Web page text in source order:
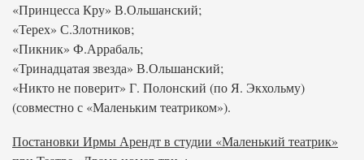
«Принцесса Кру» В.Ольшанский;
«Терех» С.Злотников;
«Пикник» Ф.Аррабаль;
«Тринадцатая звезда» В.Ольшанский;
«Никто не поверит» Г. Полонский (по Я. Экхольму)
(совместно с «Маленьким театриком»).
Постановки Ирмы Арендт в студии «Маленький театрик»